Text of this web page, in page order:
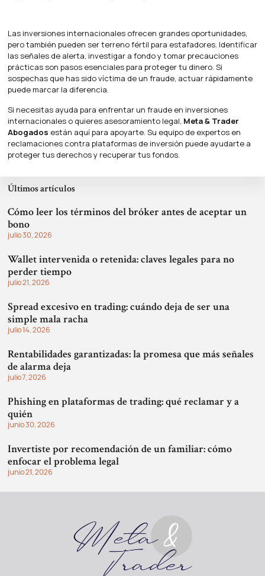
Últimos artículos
Cómo leer los términos del bróker antes de aceptar un
bono
julio 30, 2026
Wallet intervenida o retenida: claves legales para no
perder tiempo
julio 21, 2026
Spread excesivo en trading: cuándo deja de ser una
simple mala racha
julio 14, 2026
Rentabilidades garantizadas: la promesa que más señales
de alarma deja
julio 7, 2026
Phishing en plataformas de trading: qué reclamar y a
quién
junio 30, 2026
Invertiste por recomendación de un familiar: cómo
enfocar el problema legal
junio 21, 2026
Las inversiones internacionales ofrecen grandes oportunidades,
pero también pueden ser terreno fértil para estafadores. Identificar
las señales de alerta, investigar a fondo y tomar precauciones
prácticas son pasos esenciales para proteger tu dinero. Si
sospechas que has sido víctima de un fraude, actuar rápidamente
puede marcar la diferencia.
Si necesitas ayuda para enfrentar un fraude en inversiones
internacionales o quieres asesoramiento legal, Meta & Trader
Abogados están aquí para apoyarte. Su equipo de expertos en
reclamaciones contra plataformas de inversión puede ayudarte a
proteger tus derechos y recuperar tus fondos.